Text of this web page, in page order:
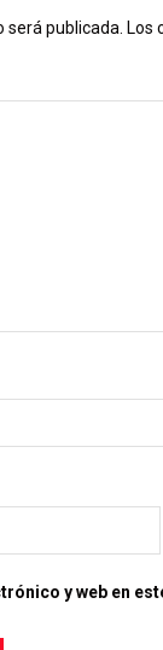
publicada. Los
y web en